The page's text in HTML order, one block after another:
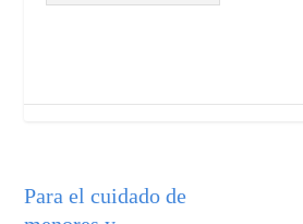
Para el cuidado de